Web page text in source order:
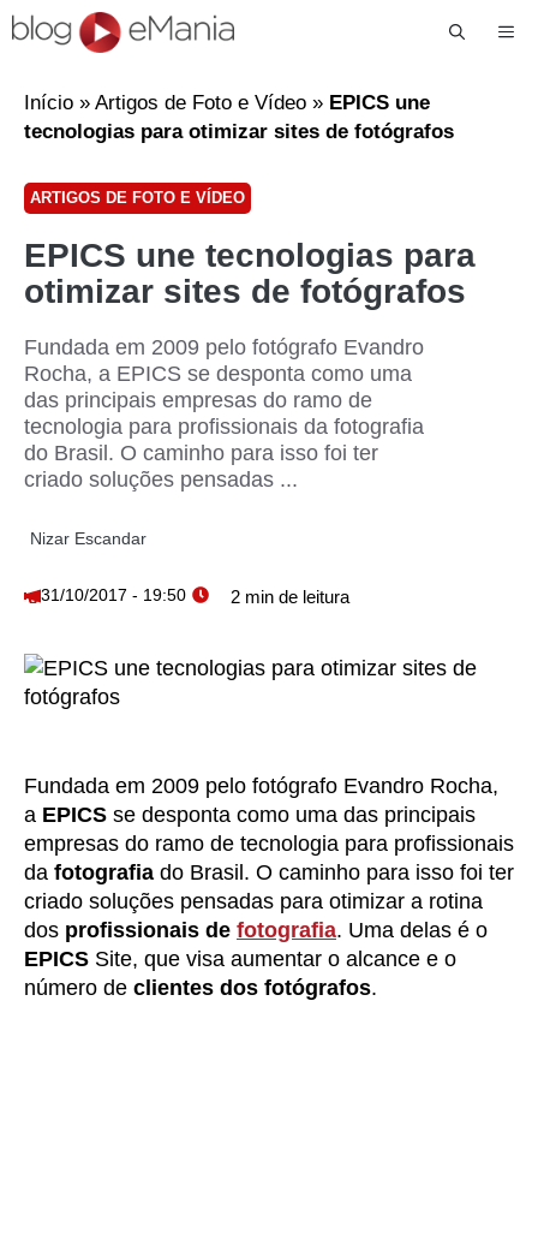
Início » Artigos de Foto e Vídeo » EPICS une
tecnologias para otimizar sites de fotógrafos
ARTIGOS DE FOTO E VÍDEO
EPICS une tecnologias para
otimizar sites de fotógrafos
Fundada em 2009 pelo fotógrafo Evandro
Rocha, a EPICS se desponta como uma
das principais empresas do ramo de
tecnologia para profissionais da fotografia
do Brasil. O caminho para isso foi ter
criado soluções pensadas ...
Nizar Escandar
31/10/2017 - 19:50
Fundada em 2009 pelo fotógrafo Evandro Rocha,
a EPICS se desponta como uma das principais
empresas do ramo de tecnologia para profissionais
da fotografia do Brasil. O caminho para isso foi ter
criado soluções pensadas para otimizar a rotina
dos profissionais de fotografia. Uma delas é o
EPICS Site, que visa aumentar o alcance e o
número de clientes dos fotógrafos.